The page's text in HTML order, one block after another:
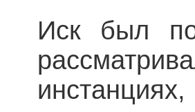
Иск был